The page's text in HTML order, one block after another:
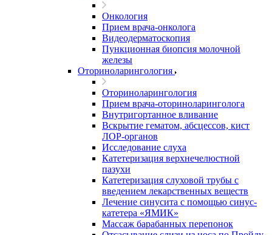
Онкология
Прием врача-онколога
Видеодерматоскопия
Пункционная биопсия молочной
железы
Оториноларингология
Оториноларингология
Прием врача-оториноларинголога
Внутригортанное вливание
Вскрытие гематом, абсцессов, кист
ЛОР-органов
Исследование слуха
Катетеризация верхнечелюстной
пазухи
Катетеризация слуховой трубы с
введением лекарственных веществ
Лечение синусита с помощью синус-
катетера «ЯМИК»
Массаж барабанных перепонок